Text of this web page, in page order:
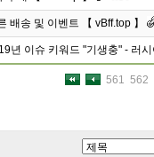
배송 및 이벤트 【 vBff.top 】
년 이슈 키워드 "기생충" - 러
561 562